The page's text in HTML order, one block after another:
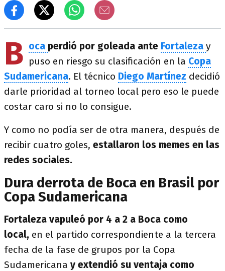
B oca perdió por goleada ante Fortaleza y
puso en riesgo su clasificación en la Copa
Sudamericana. El técnico Diego Martínez decidió
darle prioridad al torneo local pero eso le puede
costar caro si no lo consigue.
Y como no podía ser de otra manera, después de
recibir cuatro goles, estallaron los memes en las
redes sociales.
Dura derrota de Boca en Brasil por
Copa Sudamericana
Fortaleza vapuleó por 4 a 2 a Boca como
local, en el partido correspondiente a la tercera
fecha de la fase de grupos por la Copa
Sudamericana y extendió su ventaja como